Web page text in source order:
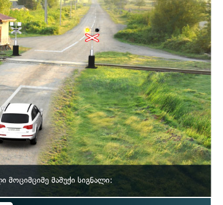
მოციმციმე მაშუქი სიგნალი: